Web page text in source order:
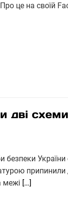
це на своїй
дві
безпеки
припинили
межі […]